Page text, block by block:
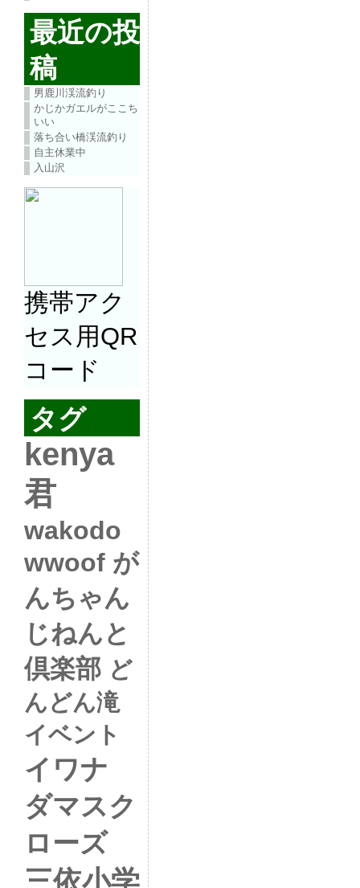
最近の投
稿
男鹿川渓流釣り
かじかガエルがここち
いい
落ち合い橋渓流釣り
自主休業中
入山沢
携帯アク
セス用QR
コード
タグ
kenya
君
wakodo
wwoof が
んちゃん
じねんと
倶楽部 ど
んどん滝
イベント
イワナ
ダマスク
ローズ
三依小学